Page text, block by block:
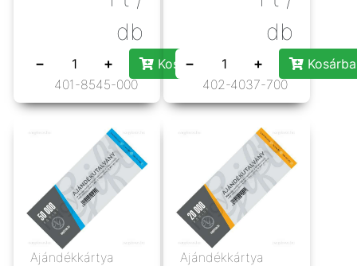
db
− +
Kosárba rakás
401-8545-000
db
− +
402-4037-700
Ajándékkártya
Ajándékkártya